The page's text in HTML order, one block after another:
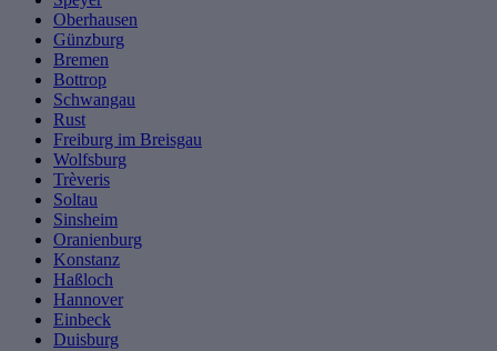
Oberhausen
Günzburg
Bremen
Bottrop
Schwangau
Rust
Freiburg im Breisgau
Wolfsburg
Trèveris
Soltau
Sinsheim
Oranienburg
Konstanz
Haßloch
Hannover
Einbeck
Duisburg